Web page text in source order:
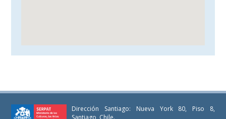
Dirección Santiago: Nueva York 80, Piso 8,
Santiago, Chile.